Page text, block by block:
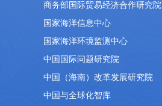
商务部国际贸易经济合作研究院
国家海洋信息中心
国家海洋环境监测中心
中国国际问题研究院
中国（海南）改革发展研究院
中国与全球化智库